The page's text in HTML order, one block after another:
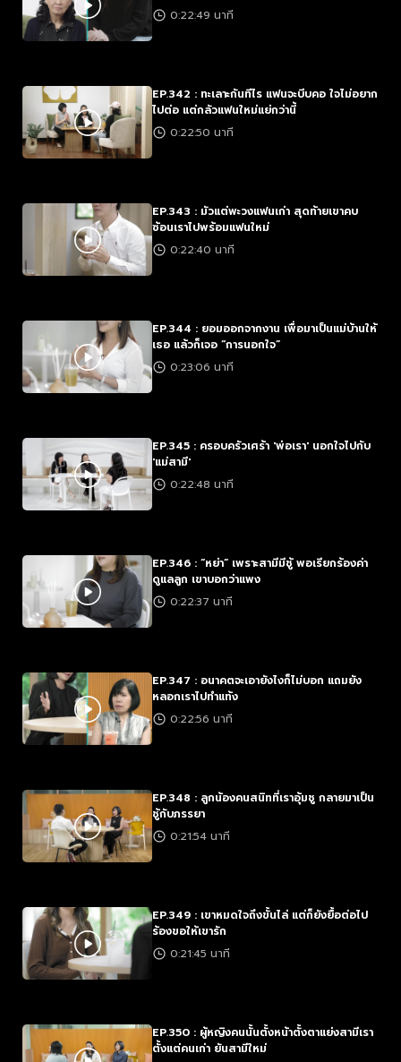
0:22:49 นาที
EP.342 : ทะเลาะกันทีไร แฟนจะบีบคอ ใจไม่อยาก
ไปต่อ แต่กลัวแฟนใหม่แย่กว่านี้
0:22:50 นาที
EP.343 : มัวแต่พะวงแฟนเก่า สุดท้ายเขาคบ
ซ้อนเราไปพร้อมแฟนใหม่
0:22:40 นาที
EP.344 : ยอมออกจากงาน เพื่อมาเป็นแม่บ้านให้
เธอ แล้วก็เจอ “การนอกใจ”
0:23:06 นาที
EP.345 : ครอบครัวเศร้า 'พ่อเรา' นอกใจไปกับ
'แม่สามี'
0:22:48 นาที
EP.346 : “หย่า” เพราะสามีมีชู้ พอเรียกร้องค่า
ดูแลลูก เขาบอกว่าแพง
0:22:37 นาที
EP.347 : อนาคตจะเอายังไงก็ไม่บอก แถมยัง
หลอกเราไปทำแท้ง
0:22:56 นาที
EP.348 : ลูกน้องคนสนิทที่เราอุ้มชู กลายมาเป็น
ชู้กับภรรยา
0:21:54 นาที
EP.349 : เขาหมดใจถึงขั้นไล่ แต่ก็ยังยื้อต่อไป
ร้องขอให้เขารัก
0:21:45 นาที
EP.350 : ผู้หญิงคนนั้นตั้งหน้าตั้งตาแย่งสามีเรา
ตั้งแต่คนเก่า ยันสามีใหม่